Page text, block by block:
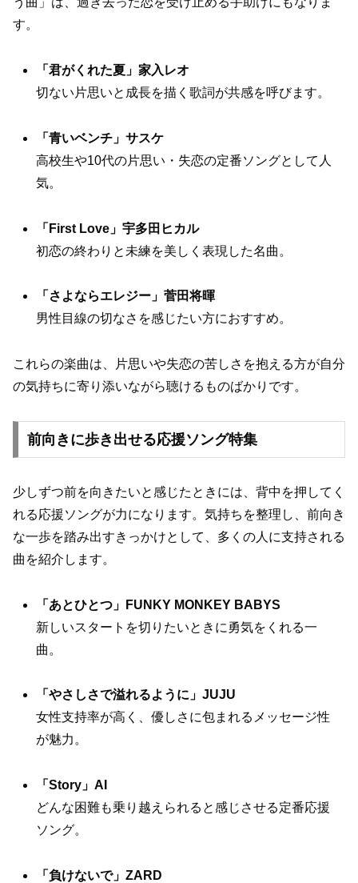
す。
「君がくれた夏」家入レオ
切ない片思いと成長を描く歌詞が共感を呼びます。
「青いベンチ」サスケ
高校生や10代の片思い・失恋の定番ソングとして人
気。
「First Love」宇多田ヒカル
初恋の終わりと未練を美しく表現した名曲。
「さよならエレジー」菅田将暉
男性目線の切なさを感じたい方におすすめ。
これらの楽曲は、片思いや失恋の苦しさを抱える方が自分
の気持ちに寄り添いながら聴けるものばかりです。
前向きに歩き出せる応援ソング特集
少しずつ前を向きたいと感じたときには、背中を押してく
れる応援ソングが力になります。気持ちを整理し、前向き
な一歩を踏み出すきっかけとして、多くの人に支持される
曲を紹介します。
「あとひとつ」FUNKY MONKEY BABYS
新しいスタートを切りたいときに勇気をくれる一
曲。
「やさしさで溢れるように」JUJU
女性支持率が高く、優しさに包まれるメッセージ性
が魅力。
「Story」AI
どんな困難も乗り越えられると感じさせる定番応援
ソング。
「負けないで」ZARD